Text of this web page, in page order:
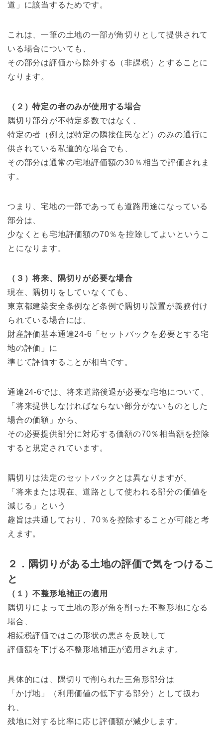
道」に該当するためです。
これは、一筆の土地の一部が角切りとして提供されて
いる場合についても、
その部分は評価から除外する（非課税）とすることに
なります。
（２）特定の者のみが使用する場合
隅切り部分が不特定多数ではなく、
特定の者（例えば特定の隣接住民など）のみの通行に
供されている私道的な場合でも、
その部分は通常の宅地評価額の30％相当で評価されま
す。
つまり、宅地の一部であっても道路用途になっている
部分は、
少なくとも宅地評価額の70％を控除してよいというこ
とになります。
（３）将来、隅切りが必要な場合
現在、隅切りをしていなくても、
東京都建築安全条例など条例で隅切り設置が義務付け
られている場合には、
財産評価基本通達24-6「セットバックを必要とする宅
地の評価」に
準じて評価することが相当です。
通達24-6では、将来道路後退が必要な宅地について、
「将来提供しなければならない部分がないものとした
場合の価額」から、
その必要提供部分に対応する価額の70％相当額を控除
すると規定されています。
隅切りは法定のセットバックとは異なりますが、
「将来または現在、道路として使われる部分の価値を
減じる」という
趣旨は共通しており、70％を控除することが可能と考
えます。
２．隅切りがある土地の評価で気をつけるこ
と
（１）不整形地補正の適用
隅切りによって土地の形が角を削った不整形地になる
場合、
相続税評価ではこの形状の悪さを反映して
評価額を下げる不整形地補正が適用されます。
具体的には、隅切りで削られた三角形部分は
「かげ地」（利用価値の低下する部分）として扱わ
れ、
残地に対する比率に応じ評価額が減少します。